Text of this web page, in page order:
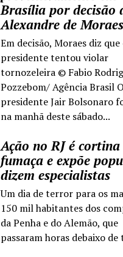
Brasília por decisão
Alexandre de Moraes
Em decisão, Moraes diz que
presidente tentou violar
tornozeleira © Fabio
Pozzebom/ Agência Brasil
presidente Jair Bolsonaro
na manhã deste sábado...
Ação no RJ é cortina
fumaça e expõe
dizem especialistas
Um dia de terror para os
150 mil habitantes dos
da Penha e do Alemão, que
passaram horas debaixo de